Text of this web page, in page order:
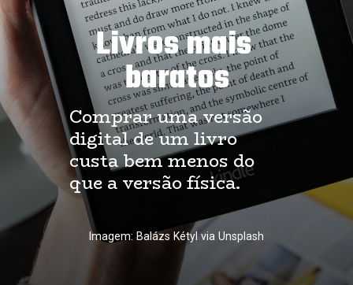
Livros mais
baratos
Comprar uma versão
digital de um livro
custa bem menos do
que a versão física.
Imagem: Balázs Kétyl via Unsplash